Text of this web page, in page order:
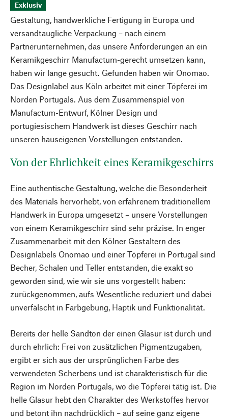
Exklusiv
Gestaltung, handwerkliche Fertigung in Europa und
versandtaugliche Verpackung – nach einem
Partnerunternehmen, das unsere Anforderungen an ein
Keramikgeschirr Manufactum-gerecht umsetzen kann,
haben wir lange gesucht. Gefunden haben wir Onomao.
Das Designlabel aus Köln arbeitet mit einer Töpferei im
Norden Portugals. Aus dem Zusammenspiel von
Manufactum-Entwurf, Kölner Design und
portugiesischem Handwerk ist dieses Geschirr nach
unseren hauseigenen Vorstellungen entstanden.
Von der Ehrlichkeit eines Keramikgeschirrs
Eine authentische Gestaltung, welche die Besonderheit
des Materials hervorhebt, von erfahrenem traditionellem
Handwerk in Europa umgesetzt – unsere Vorstellungen
von einem Keramikgeschirr sind sehr präzise. In enger
Zusammenarbeit mit den Kölner Gestaltern des
Designlabels Onomao und einer Töpferei in Portugal sind
Becher, Schalen und Teller entstanden, die exakt so
geworden sind, wie wir sie uns vorgestellt haben:
zurückgenommen, aufs Wesentliche reduziert und dabei
unverfälscht in Farbgebung, Haptik und Funktionalität.
Bereits der helle Sandton der einen Glasur ist durch und
durch ehrlich: Frei von zusätzlichen Pigmentzugaben,
ergibt er sich aus der ursprünglichen Farbe des
verwendeten Scherbens und ist charakteristisch für die
Region im Norden Portugals, wo die Töpferei tätig ist. Die
helle Glasur hebt den Charakter des Werkstoffes hervor
und betont ihn nachdrücklich – auf seine ganz eigene